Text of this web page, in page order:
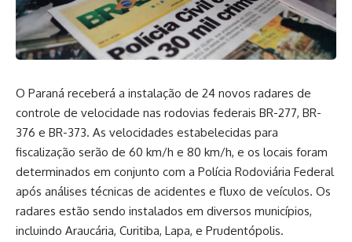
O Paraná receberá a instalação de 24 novos radares de
controle de velocidade nas rodovias federais BR-277, BR-
376 e BR-373. As velocidades estabelecidas para
fiscalização serão de 60 km/h e 80 km/h, e os locais foram
determinados em conjunto com a Polícia Rodoviária Federal
após análises técnicas de acidentes e fluxo de veículos. Os
radares estão sendo instalados em diversos municípios,
incluindo Araucária, Curitiba, Lapa, e Prudentópolis.